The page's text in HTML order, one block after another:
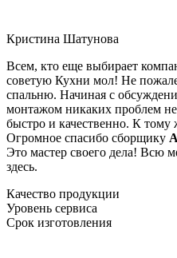
Кристина Шатунова
Всем, кто еще выбирает
советую Кухни мол! Не
спальню. Начиная с
монтажом никаких проблем
быстро и качественно. К
Огромное спасибо сборщику
Это мастер своего дела! Всю
здесь.
Качество продукции
Уровень сервиса
Срок изготовления